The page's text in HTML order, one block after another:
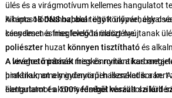
ülés és a virágmotívum kellemes hangulatot
kikapcsolódáshoz, akár egy könyvvel, egy
csendesen a friss levegőn üldögélve.
A hinta18 DNS habbaltöltött ülőpárnákkal
kényelmet és megfelelő támaszt nyújtanak
poliészterhuzat könnyen tisztíthatóés
A levehető párnákmegkönnyítik a
praktikumot a mindennapi használat során.
élettartamota 100% fémből készült szilárd
A virágos mintázat friss és romantikus
hintának, amely gyönyörűen illeszkedik a kert
hangulatot és könnyedséget varázsol a